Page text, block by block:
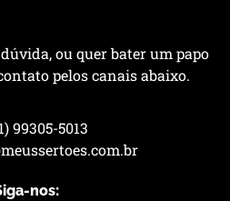
ou quer bater um papo
pelos canais abaixo.
99305-5013
nos: